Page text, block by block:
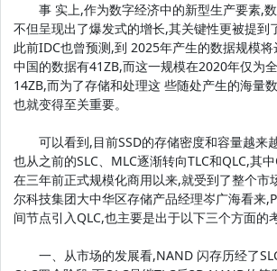
事 实上,作为数字经济中的新型生产要素,数
不但呈现出了爆发式的增长,其关键性更被提到
此前IDC也曾预测,到 2025年产生的数据规模
中国的数据有41ZB,而这一规模在2020年仅为
14ZB,而为了存储和处理这 些随处产生的海量
也就变得至关重要。
可以看到,目前SSD的存储密度和容量越来
也从之前的SLC、MLC逐渐转向TLC和QLC,其
在三年前正式规模化商用以来,就受到了整个市
尔科技集团大中华区存储产品经理岑广海看来
间节点引入QLC,也主要是出于以下三个方面的
一、从市场的发展看,NAND 闪存历经了